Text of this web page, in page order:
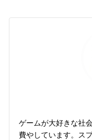
ゲームが大好きな社
費やしています。ス